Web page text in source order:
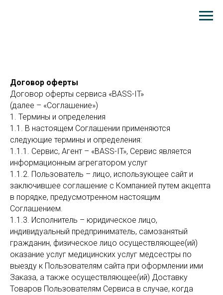
Договор оферты
Договор оферты сервиса «BASS-IT»
(далее – «Соглашение»)
1. Термины и определения
1.1. В настоящем Соглашении применяются
следующие термины и определения:
1.1.1. Сервис, Агент – «BASS-IT», Сервис является
информационным агрегатором услуг
1.1.2. Пользователь – лицо, использующее сайт и
заключившее соглашение с Компанией путем акцепта
в порядке, предусмотренном настоящим
Соглашением.
1.1.3. Исполнитель – юридическое лицо,
индивидуальный предприниматель, самозанятый
гражданин, физическое лицо осуществляющее(ий)
оказание услуг медицинских услуг медсестры по
выезду к Пользователям сайта при оформлении ими
Заказа, а также осуществляющее(ий) Доставку
Товаров Пользователям Сервиса в случае, когда